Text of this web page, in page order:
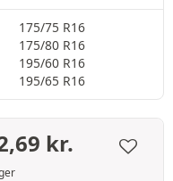
175/75 R16
175/80 R16
195/60 R16
195/65 R16
kr.